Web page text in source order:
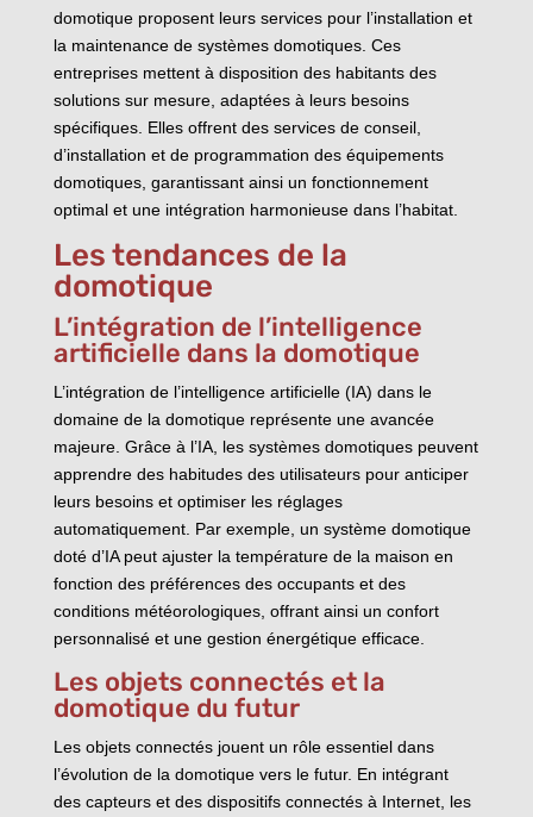
domotique proposent leurs services pour l’installation et
la maintenance de systèmes domotiques. Ces
entreprises mettent à disposition des habitants des
solutions sur mesure, adaptées à leurs besoins
spécifiques. Elles offrent des services de conseil,
d’installation et de programmation des équipements
domotiques, garantissant ainsi un fonctionnement
optimal et une intégration harmonieuse dans l’habitat.
Les tendances de la
domotique
L’intégration de l’intelligence
artificielle dans la domotique
L’intégration de l’intelligence artificielle (IA) dans le
domaine de la domotique représente une avancée
majeure. Grâce à l’IA, les systèmes domotiques peuvent
apprendre des habitudes des utilisateurs pour anticiper
leurs besoins et optimiser les réglages
automatiquement. Par exemple, un système domotique
doté d’IA peut ajuster la température de la maison en
fonction des préférences des occupants et des
conditions météorologiques, offrant ainsi un confort
personnalisé et une gestion énergétique efficace.
Les objets connectés et la
domotique du futur
Les objets connectés jouent un rôle essentiel dans
l’évolution de la domotique vers le futur. En intégrant
des capteurs et des dispositifs connectés à Internet, les